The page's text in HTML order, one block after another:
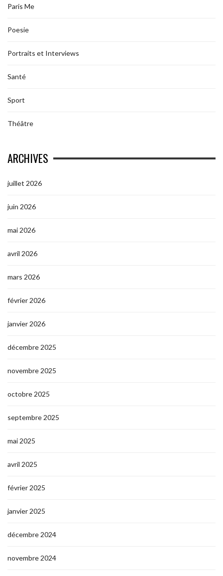
Paris Me
Poesie
Portraits et Interviews
Santé
Sport
Théâtre
ARCHIVES
juillet 2026
juin 2026
mai 2026
avril 2026
mars 2026
février 2026
janvier 2026
décembre 2025
novembre 2025
octobre 2025
septembre 2025
mai 2025
avril 2025
février 2025
janvier 2025
décembre 2024
novembre 2024